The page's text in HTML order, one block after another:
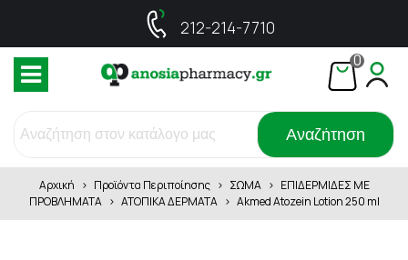
212-214-7710
0
Αναζήτηση
Αρχική > Προϊόντα Περιποίησης > ΣΩΜΑ > ΕΠΙΔΕΡΜΙΔΕΣ ΜΕ
ΠΡΟΒΛΗΜΑΤΑ > ΑΤΟΠΙΚΑ ΔΕΡΜΑΤΑ > Akmed Atozein Lotion 250 ml